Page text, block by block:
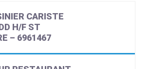
CARISTE
H/F ST
– 6961467